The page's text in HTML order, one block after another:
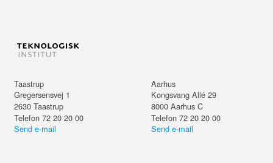
Taastrup
Gregersensvej 1
2630 Taastrup
Telefon 72 20 20 00
Send e-mail
Aarhus
Kongsvang Allé 29
8000 Aarhus C
Telefon 72 20 20 00
Send e-mail